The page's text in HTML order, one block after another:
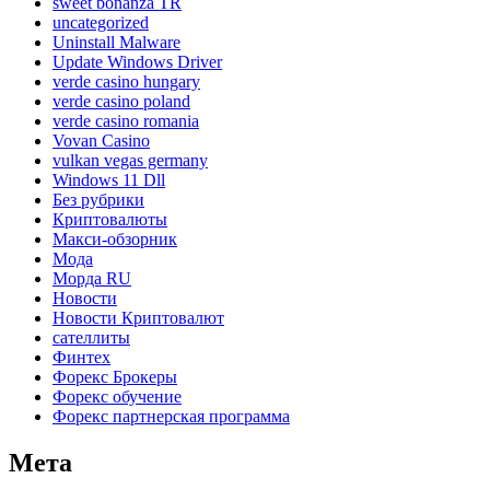
uncategorized
Uninstall Malware
Update Windows Driver
verde casino hungary
verde casino poland
verde casino romania
Vovan Casino
vulkan vegas germany
Windows 11 Dll
Без рубрики
Криптовалюты
Макси-обзорник
Мода
Морда RU
Новости
Новости Криптовалют
сателлиты
Финтех
Форекс Брокеры
Форекс обучение
Форекс партнерская программа
Мета